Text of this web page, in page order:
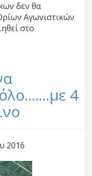
δεν θα
Αγωνιστικών
στο
4
2016